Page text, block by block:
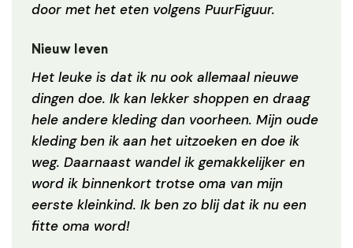
door met het eten volgens PuurFiguur.
Nieuw leven
Het leuke is dat ik nu ook allemaal nieuwe
dingen doe. Ik kan lekker shoppen en draag
hele andere kleding dan voorheen. Mijn oude
kleding ben ik aan het uitzoeken en doe ik
weg. Daarnaast wandel ik gemakkelijker en
word ik binnenkort trotse oma van mijn
eerste kleinkind. Ik ben zo blij dat ik nu een
fitte oma word!